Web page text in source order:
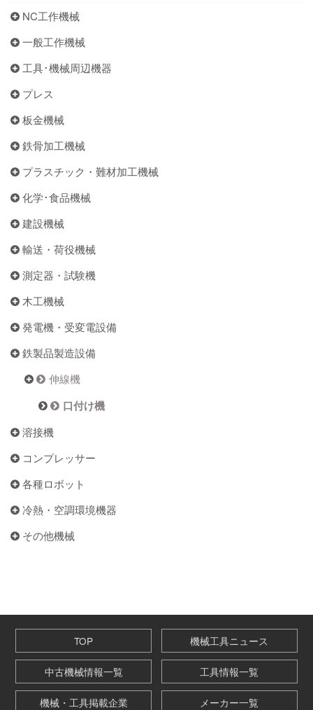
NC工作機械
一般工作機械
工具･機械周辺機器
プレス
板金機械
鉄骨加工機械
プラスチック・難材加工機械
化学･食品機械
建設機械
輸送・荷役機械
測定器・試験機
木工機械
発電機・受変電設備
鉄製品製造設備
伸線機
口付け機
溶接機
コンプレッサー
各種ロボット
冷熱・空調環境機器
その他機械
TOP 機械工具ニュース
中古機械情報一覧 工具情報一覧
機械・工具掲載企業 メーカー一覧